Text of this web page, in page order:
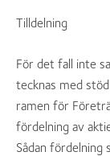
Tilldelning
För det fall inte
tecknas med
ramen för
fördelning av
Sådan fördelning